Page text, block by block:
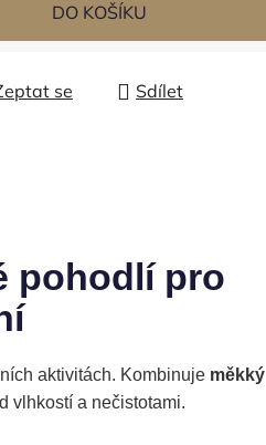
DO KOŠÍKU
se Sdílet
pohodlí pro
aktivitách. Kombinuje měkký
vlhkostí a nečistotami.